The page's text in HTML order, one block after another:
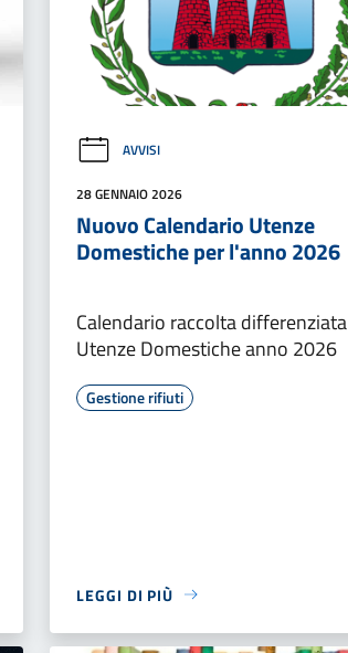
AVVISI
28 GENNAIO 2026
Nuovo Calendario Utenze
Domestiche per l'anno 2026
Calendario raccolta differenziata
Utenze Domestiche anno 2026
Gestione rifiuti
LEGGI DI PIÙ